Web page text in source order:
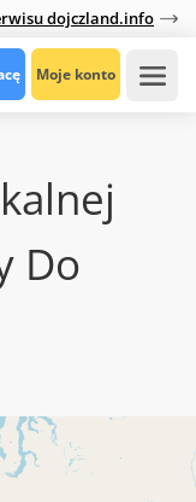
dojczland.info
Moje konto
Do